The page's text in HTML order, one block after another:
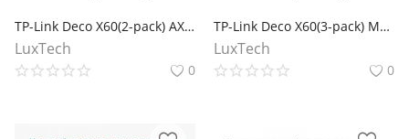
TP-Link Deco X60(2-pack) AX5400 Mesh-система Wi-Fi 6
LuxTech
0
TP-Link Deco X60(3-pack) Mesh-система AX5400
LuxTech
0